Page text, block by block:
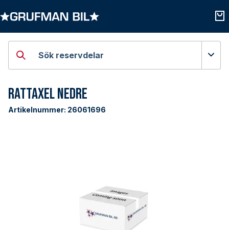
Sök reservdelar
Rattaxel Nedre
Artikelnummer: 26061696